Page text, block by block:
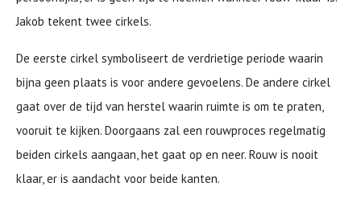
Jakob tekent twee cirkels.
De eerste cirkel symboliseert de verdrietige periode waarin
bijna geen plaats is voor andere gevoelens. De andere cirkel
gaat over de tijd van herstel waarin ruimte is om te praten,
vooruit te kijken. Doorgaans zal een rouwproces regelmatig
beiden cirkels aangaan, het gaat op en neer. Rouw is nooit
klaar, er is aandacht voor beide kanten.